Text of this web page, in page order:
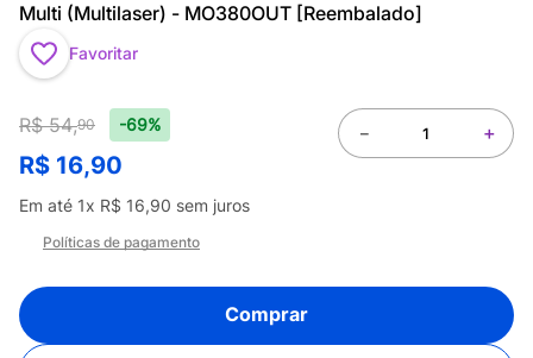
Multi (Multilaser) - MO380OUT [Reembalado]
Favoritar
R$ 54,90 -69%
R$ 16,90
Em até 1x R$ 16,90 sem juros
＋
－
Políticas de pagamento
Comprar